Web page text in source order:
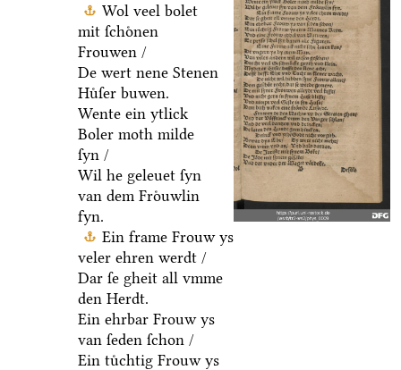
Wol veel bolet
mit ſchoͤnen
Frouwen /
De wert nene Stenen
Huͤſer buwen.
Wente ein ytlick
Boler moth milde
ſyn /
Wil he geleuet ſyn
van dem Froͤuwlin
fyn.
Ein frame Frouw ys
veler ehren werdt /
Dar ſe gheit all vmme
den Herdt.
Ein ehrbar Frouw ys
van ſeden ſchon /
Ein tuͤchtig Frouw ys